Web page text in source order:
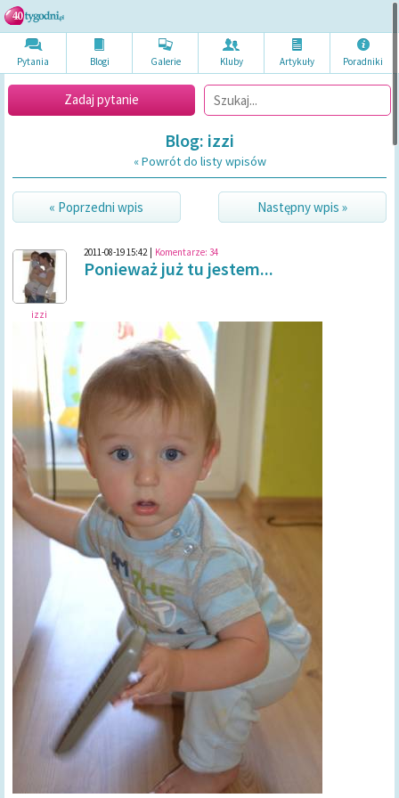
Pytania Blogi Galerie Kluby Artykuły Poradniki
Zadaj pytanie
Blog: izzi
« Powrót do listy wpisów
« Poprzedni wpis Następny wpis »
izzi
2011-08-19 15:42 Komentarze: 34
Ponieważ już tu jestem...